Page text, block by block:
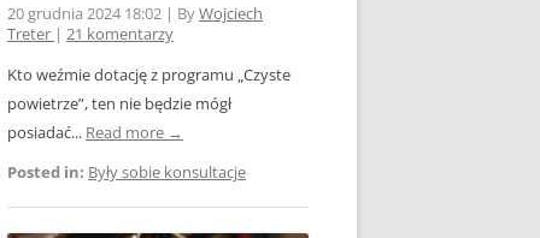
20 grudnia 2024 18:02 | ByWojciech
Treter | 21 komentarzy
Kto weźmie dotację z programu „Czyste
powietrze”, ten nie będzie mógł
posiadać... Read more →
Posted in: Były sobie konsultacje